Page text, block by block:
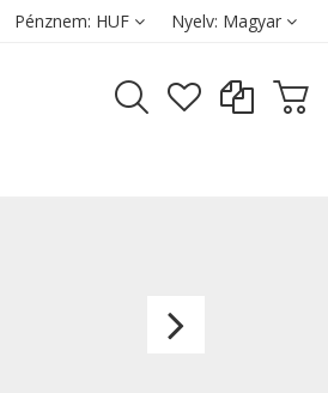
Nyelv: Magyar
Pénznem: HUF